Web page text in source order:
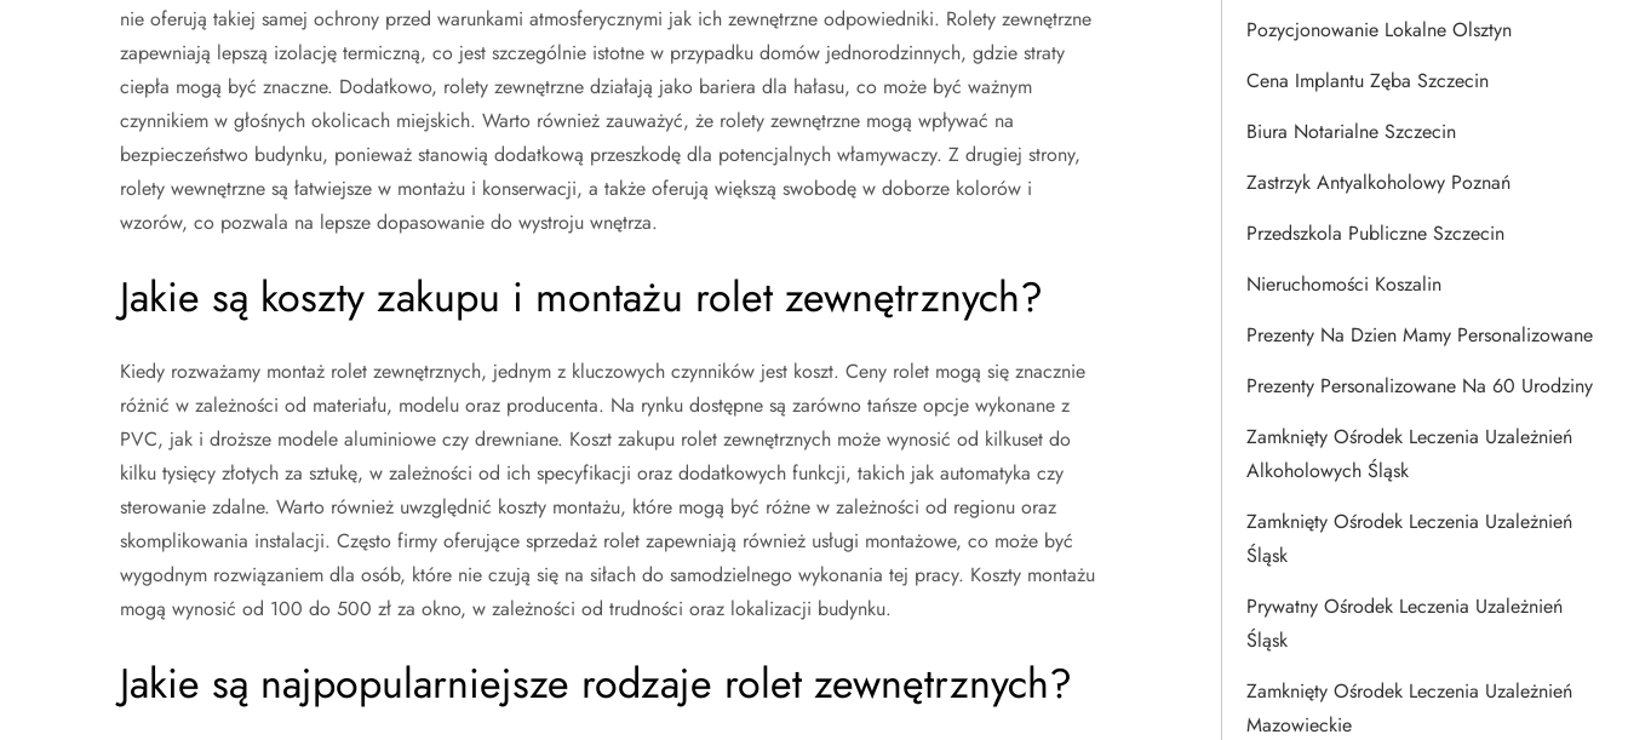
nie oferują takiej samej ochrony przed warunkami atmosferycznymi jak ich zewnętrzne odpowiedniki. Rolety zewnętrzne
zapewniają lepszą izolację termiczną, co jest szczególnie istotne w przypadku domów jednorodzinnych, gdzie straty
ciepła mogą być znaczne. Dodatkowo, rolety zewnętrzne działają jako bariera dla hałasu, co może być ważnym
czynnikiem w głośnych okolicach miejskich. Warto również zauważyć, że rolety zewnętrzne mogą wpływać na
bezpieczeństwo budynku, ponieważ stanowią dodatkową przeszkodę dla potencjalnych włamywaczy. Z drugiej strony,
rolety wewnętrzne są łatwiejsze w montażu i konserwacji, a także oferują większą swobodę w doborze kolorów i
wzorów, co pozwala na lepsze dopasowanie do wystroju wnętrza.
Jakie są koszty zakupu i montażu rolet zewnętrznych?
Kiedy rozważamy montaż rolet zewnętrznych, jednym z kluczowych czynników jest koszt. Ceny rolet mogą się znacznie
różnić w zależności od materiału, modelu oraz producenta. Na rynku dostępne są zarówno tańsze opcje wykonane z
PVC, jak i droższe modele aluminiowe czy drewniane. Koszt zakupu rolet zewnętrznych może wynosić od kilkuset do
kilku tysięcy złotych za sztukę, w zależności od ich specyfikacji oraz dodatkowych funkcji, takich jak automatyka czy
sterowanie zdalne. Warto również uwzględnić koszty montażu, które mogą być różne w zależności od regionu oraz
skomplikowania instalacji. Często firmy oferujące sprzedaż rolet zapewniają również usługi montażowe, co może być
wygodnym rozwiązaniem dla osób, które nie czują się na siłach do samodzielnego wykonania tej pracy. Koszty montażu
mogą wynosić od 100 do 500 zł za okno, w zależności od trudności oraz lokalizacji budynku.
Jakie są najpopularniejsze rodzaje rolet zewnętrznych?
Pozycjonowanie Lokalne Olsztyn
Cena Implantu Zęba Szczecin
Biura Notarialne Szczecin
Zastrzyk Antyalkoholowy Poznań
Przedszkola Publiczne Szczecin
Nieruchomości Koszalin
Prezenty Na Dzien Mamy Personalizowane
Prezenty Personalizowane Na 60 Urodziny
Zamknięty Ośrodek Leczenia Uzależnień
Alkoholowych Śląsk
Zamknięty Ośrodek Leczenia Uzależnień
Śląsk
Prywatny Ośrodek Leczenia Uzależnień
Śląsk
Zamknięty Ośrodek Leczenia Uzależnień
Mazowieckie